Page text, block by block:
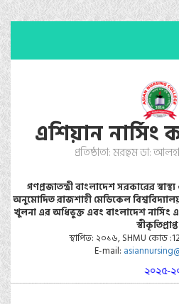
এশিয়ান
প্রতিষ্ঠাতা: মরহুম ডা:
গণপ্রজাতন্ত্রী বাংলাদেশ সরকারের
অনুমোদিত রাজশাহী মেডিকেল
খুলনা এর অধিভুক্ত এবং বাংলাদেশ নার্সিং
স্থাপিত: ২০১৬, SHMU কোড
E-mail:
২০২৫-